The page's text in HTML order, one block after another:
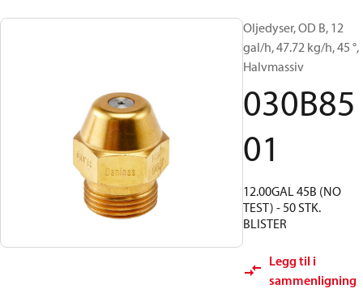
Oljedyser, OD B, 12
gal/h, 47.72 kg/h, 45 °,
Halvmassiv
030B85
01
12.00GAL 45B (NO
TEST) - 50 STK.
BLISTER
Legg til i
sammenligning